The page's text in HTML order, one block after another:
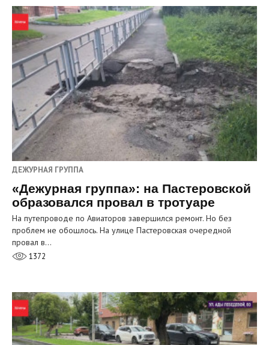
ДЕЖУРНАЯ ГРУППА
«Дежурная группа»: на Пастеровской
образовался провал в тротуаре
На путепроводе по Авиаторов завершился ремонт. Но без
проблем не обошлось. На улице Пастеровская очередной
провал в…
1372